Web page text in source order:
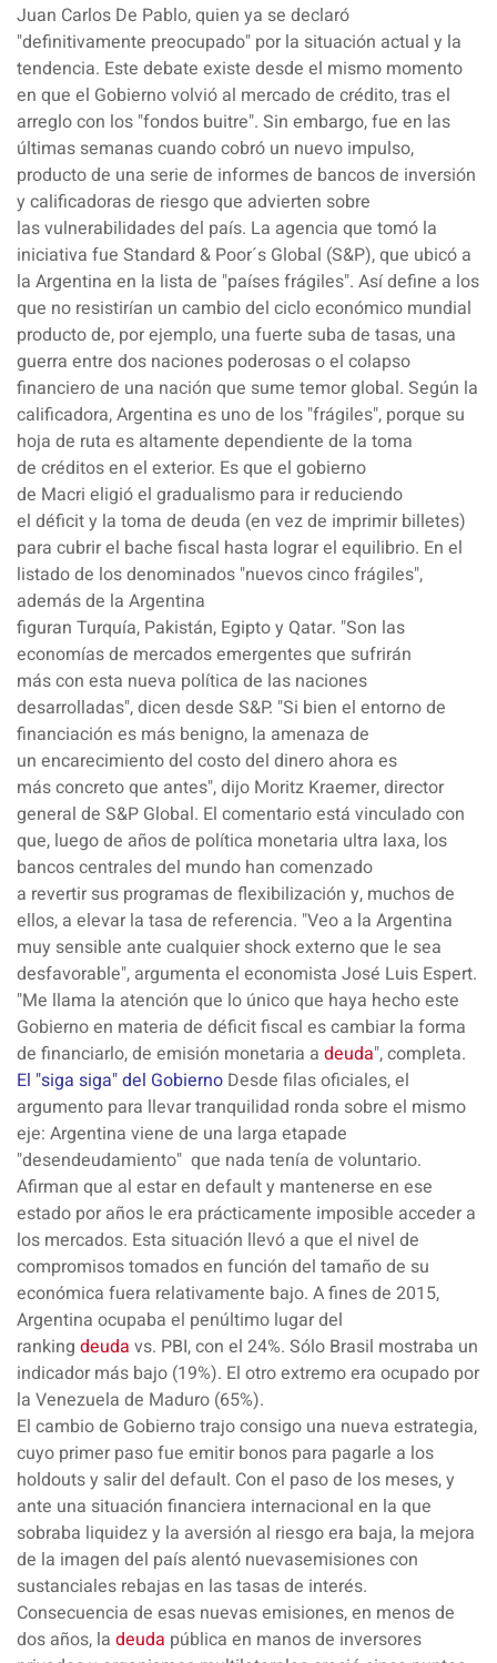
Juan Carlos De Pablo, quien ya se declaró
"definitivamente preocupado" por la situación actual y la
tendencia. Este debate existe desde el mismo momento
en que el Gobiernovolvió al mercadode crédito, tras el
arreglo con los "fondos buitre". Sin embargo, fue en las
últimas semanas cuando cobró un nuevo impulso,
producto de una serie de informes de bancos de inversión
y calificadoras de riesgo que advierten sobre
lasvulnerabilidadesdel país. La agencia que tomó la
iniciativa fue Standard & Poor´s Global (S&P), que ubicó a
la Argentina en la lista de "países frágiles". Así define a los
que no resistirían un cambio del ciclo económico mundial
producto de, por ejemplo, una fuerte suba de tasas, una
guerra entre dos naciones poderosas o el colapso
financiero de una nación que sume temor global. Según la
calificadora, Argentina es uno de los "frágiles", porque su
hoja de ruta es altamente dependiente de la toma
de créditosen el exterior. Es que el gobierno
de Macri eligió el gradualismo para ir reduciendo
el déficity la toma de deuda (en vez de imprimir billetes)
para cubrir el bache fiscal hasta lograr el equilibrio. En el
listado de los denominados "nuevos cinco frágiles",
además de la Argentina
figuran Turquía, Pakistán, Egiptoy Qatar. "Son las
economías de mercados emergentes que sufrirán
máscon esta nueva política de las naciones
desarrolladas", dicen desde S&P. "Si bien el entorno de
financiación es más benigno, la amenaza de
un encarecimientodel costodel dinero ahora es
másconcretoque antes", dijo Moritz Kraemer, director
general de S&P Global. El comentario está vinculado con
que, luego de años de política monetaria ultra laxa, los
bancos centrales del mundo han comenzado
a revertirsus programasde flexibilización y, muchos de
ellos, a elevarla tasa de referencia. "Veo a la Argentina
muy sensible ante cualquiershock externoque le sea
desfavorable", argumenta el economista José Luis Espert.
"Me llama la atención que lo único que haya hecho este
Gobierno en materia de déficit fiscal es cambiar la forma
de financiarlo, de emisión monetaria a deuda", completa.
El "siga siga" del Gobierno Desde filas oficiales, el
argumento para llevar tranquilidad ronda sobre el mismo
eje: Argentina viene de una larga etapade
"desendeudamiento" que nada tenía de voluntario.
Afirman que al estar en default y mantenerse en ese
estado por años le era prácticamente imposible accedera
los mercados. Esta situación llevó a que el nivel de
compromisos tomados en función del tamaño de su
económica fuera relativamente bajo. A fines de 2015,
Argentina ocupaba el penúltimo lugardel
ranking deuda vs. PBI, con el 24%. Sólo Brasil mostraba un
indicador más bajo (19%). El otro extremo era ocupado por
la Venezuela de Maduro (65%).
El cambiode Gobiernotrajo consigo una nueva estrategia,
cuyo primer paso fue emitir bonos para pagarle a los
holdouts y salir del default. Con el paso de los meses, y
ante una situación financiera internacional en la que
sobraba liquidez y la aversión al riesgo era baja, la mejora
de la imagen del país alentó nuevasemisionescon
sustanciales rebajasen lastasasde interés.
Consecuencia de esas nuevas emisiones, en menos de
dos años, la deuda pública en manos de inversores